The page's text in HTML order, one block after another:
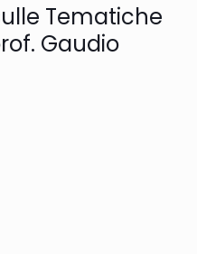
Tematiche
Gaudio